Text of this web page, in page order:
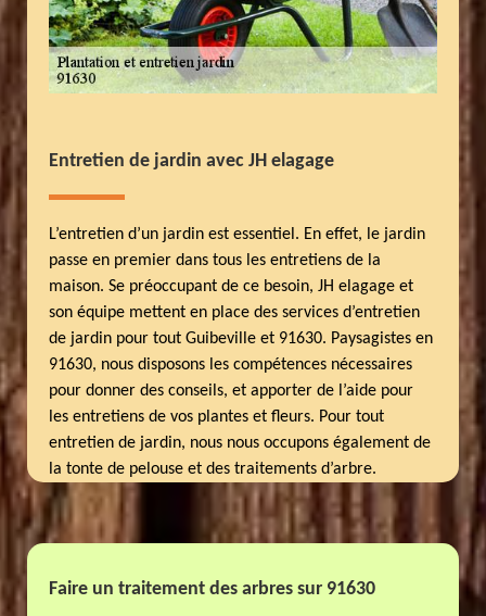
Entretien de jardin avec JH elagage
L’entretien d’un jardin est essentiel. En effet, le jardin
passe en premier dans tous les entretiens de la
maison. Se préoccupant de ce besoin, JH elagage et
son équipe mettent en place des services d’entretien
de jardin pour tout Guibeville et 91630. Paysagistes en
91630, nous disposons les compétences nécessaires
pour donner des conseils, et apporter de l’aide pour
les entretiens de vos plantes et fleurs. Pour tout
entretien de jardin, nous nous occupons également de
la tonte de pelouse et des traitements d’arbre.
Faire un traitement des arbres sur 91630